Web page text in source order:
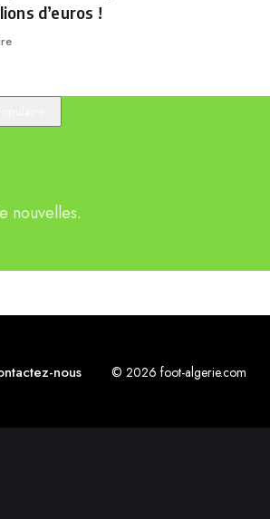
d’euros !
nouvelles.
nous © 2026 foot-algerie.com